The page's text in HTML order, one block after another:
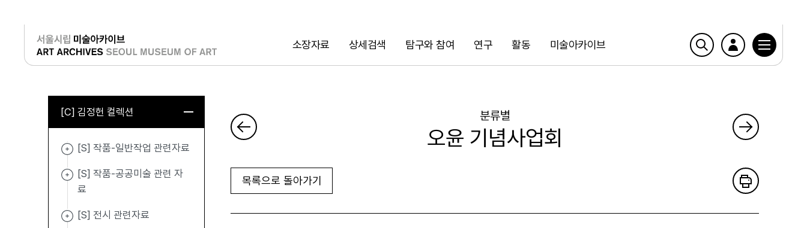
소장자료 상세검색 탐구와 참여 연구 활동 미술아카이브
검색
로그인
[C] 김정헌 컬렉션
[S] 작품-일반작업 관련자료
[S] 작품-공공미술 관련 자
료
[S] 전시 관련자료
분류별
오윤 기념사업회
목록으로 돌아가기